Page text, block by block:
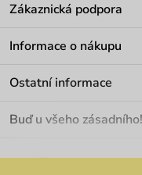
Zákaznická podpora
Informace o nákupu
Materiály a údržba
Ostatní informace
Velkoobchod
Buď u všeho zásadního!